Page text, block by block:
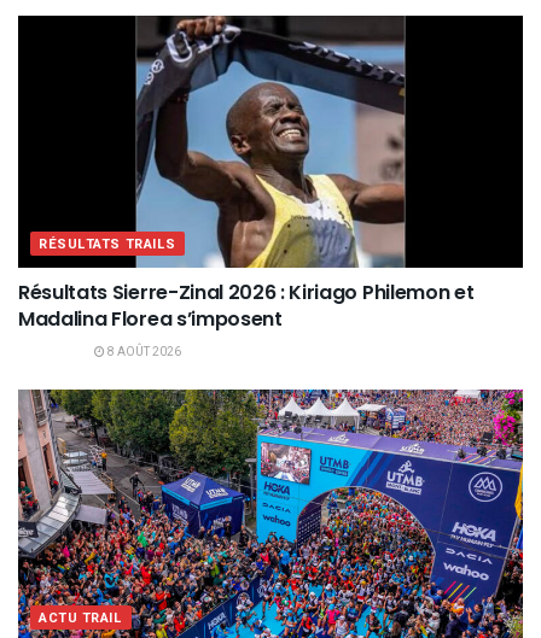
RÉSULTATS TRAILS
Résultats Sierre-Zinal 2026 : Kiriago Philemon et
Madalina Florea s’imposent
8 AOÛT 2026
ACTU TRAIL